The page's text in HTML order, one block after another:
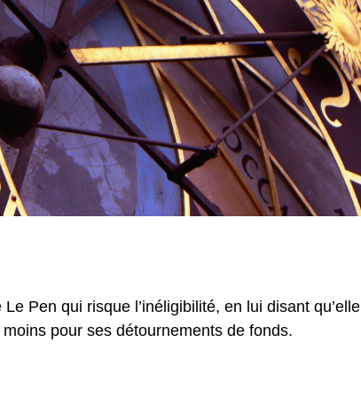
Pen qui risque l’inéligibilité, en lui disant qu’elle
pour ses détournements de fonds.